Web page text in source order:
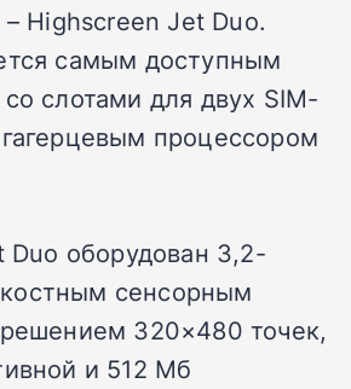
Highscreen Jet Duo.
самым доступным
слотами для двух SIM-
процессором
Duo оборудован 3,2-
сенсорным
320×480 точек,
и 512 Мб